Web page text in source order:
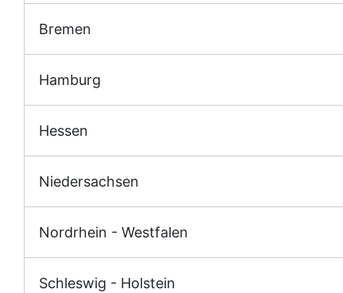
Bremen
Hamburg
Hessen
Niedersachsen
Nordrhein - Westfalen
Schleswig - Holstein